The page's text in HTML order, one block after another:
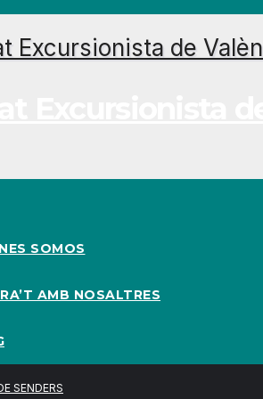
SOMOS
AMB NOSALTRES
SENDERS